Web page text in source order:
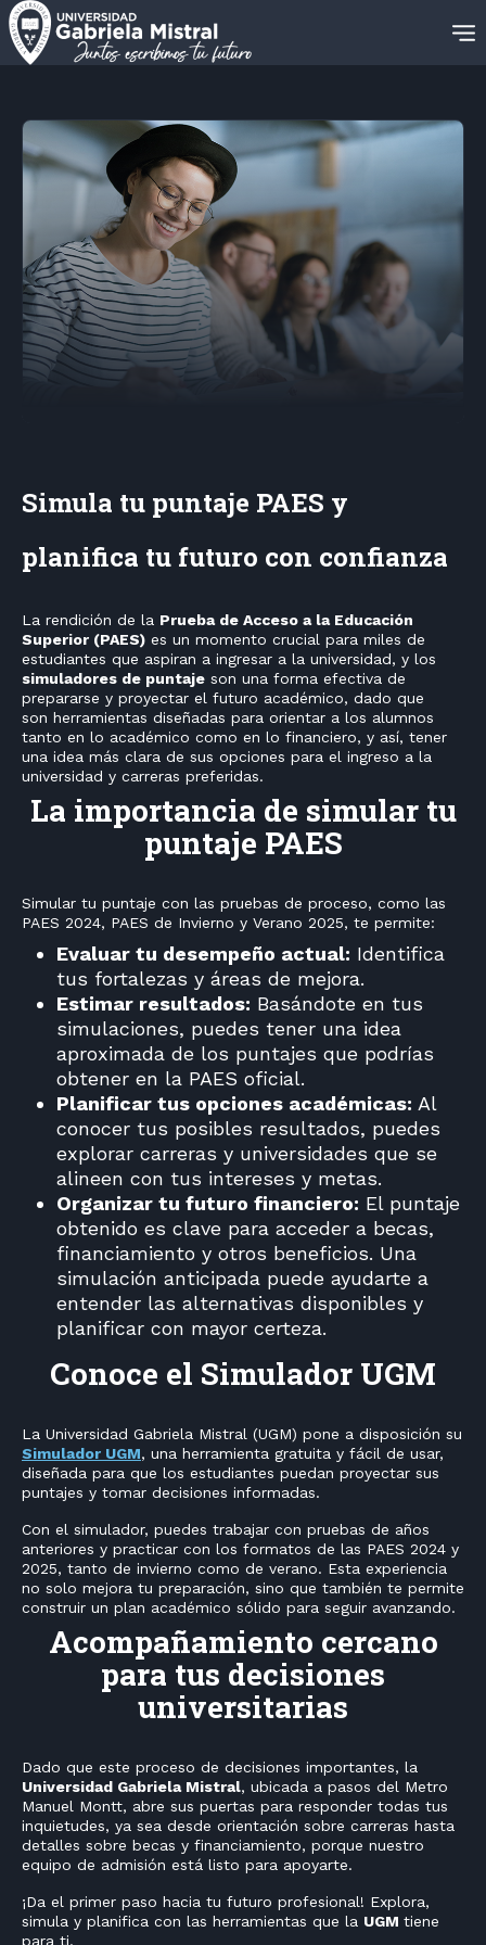
Simula tu puntaje PAES y
planifica tu futuro con confianza
La rendición de la Prueba de Acceso a la Educación
Superior (PAES) es un momento crucial para miles de
estudiantes que aspiran a ingresar a la universidad, y los
simuladores de puntaje son una forma efectiva de
prepararse y proyectar el futuro académico, dado que
son herramientas diseñadas para orientar a los alumnos
tanto en lo académico como en lo financiero, y así, tener
una idea más clara de sus opciones para el ingreso a la
universidad y carreras preferidas.
La importancia de simular tu
puntaje PAES
Simular tu puntaje con las pruebas de proceso, como las
PAES 2024, PAES de Invierno y Verano 2025, te permite:
Evaluar tu desempeño actual: Identifica
tus fortalezas y áreas de mejora.
Estimar resultados: Basándote en tus
simulaciones, puedes tener una idea
aproximada de los puntajes que podrías
obtener en la PAES oficial.
Planificar tus opciones académicas: Al
conocer tus posibles resultados, puedes
explorar carreras y universidades que se
alineen con tus intereses y metas.
Organizar tu futuro financiero: El puntaje
obtenido es clave para acceder a becas,
financiamiento y otros beneficios. Una
simulación anticipada puede ayudarte a
entender las alternativas disponibles y
planificar con mayor certeza.
Conoce el Simulador UGM
La Universidad Gabriela Mistral (UGM) pone a disposición su
Simulador UGM, una herramienta gratuita y fácil de usar,
diseñada para que los estudiantes puedan proyectar sus
puntajes y tomar decisiones informadas.
Con el simulador, puedes trabajar con pruebas de años
anteriores y practicar con los formatos de las PAES 2024 y
2025, tanto de invierno como de verano. Esta experiencia
no solo mejora tu preparación, sino que también te permite
construir un plan académico sólido para seguir avanzando.
Acompañamiento cercano
para tus decisiones
universitarias
Dado que este proceso de decisiones importantes, la
Universidad Gabriela Mistral, ubicada a pasos del Metro
Manuel Montt, abre sus puertas para responder todas tus
inquietudes, ya sea desde orientación sobre carreras hasta
detalles sobre becas y financiamiento, porque nuestro
equipo de admisión está listo para apoyarte.
¡Da el primer paso hacia tu futuro profesional! Explora,
simula y planifica con las herramientas que la UGM tiene
para ti.